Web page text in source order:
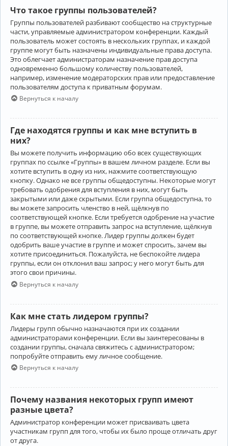
Что такое группы пользователей?
Группы пользователей разбивают сообщество на структурные
части, управляемые администратором конференции. Каждый
пользователь может состоять в нескольких группах, и каждой
группе могут быть назначены индивидуальные права доступа.
Это облегчает администраторам назначение прав доступа
одновременно большому количеству пользователей,
например, изменение модераторских прав или предоставление
пользователям доступа к приватным форумам.
Вернуться к началу
Где находятся группы и как мне вступить в
них?
Вы можете получить информацию обо всех существующих
группах по ссылке «Группы» в вашем личном разделе. Если вы
хотите вступить в одну из них, нажмите соответствующую
кнопку. Однако не все группы общедоступны. Некоторые могут
требовать одобрения для вступления в них, могут быть
закрытыми или даже скрытыми. Если группа общедоступна, то
вы можете запросить членство в ней, щёлкнув по
соответствующей кнопке. Если требуется одобрение на участие
в группе, вы можете отправить запрос на вступление, щёлкнув
по соответствующей кнопке. Лидер группы должен будет
одобрить ваше участие в группе и может спросить, зачем вы
хотите присоединиться. Пожалуйста, не беспокойте лидера
группы, если он отклонил ваш запрос; у него могут быть для
этого свои причины.
Вернуться к началу
Как мне стать лидером группы?
Лидеры групп обычно назначаются при их создании
администраторами конференции. Если вы заинтересованы в
создании группы, сначала свяжитесь с администратором;
попробуйте отправить ему личное сообщение.
Вернуться к началу
Почему названия некоторых групп имеют
разные цвета?
Администратор конференции может присваивать цвета
участникам групп для того, чтобы их было проще отличать друг
от друга.